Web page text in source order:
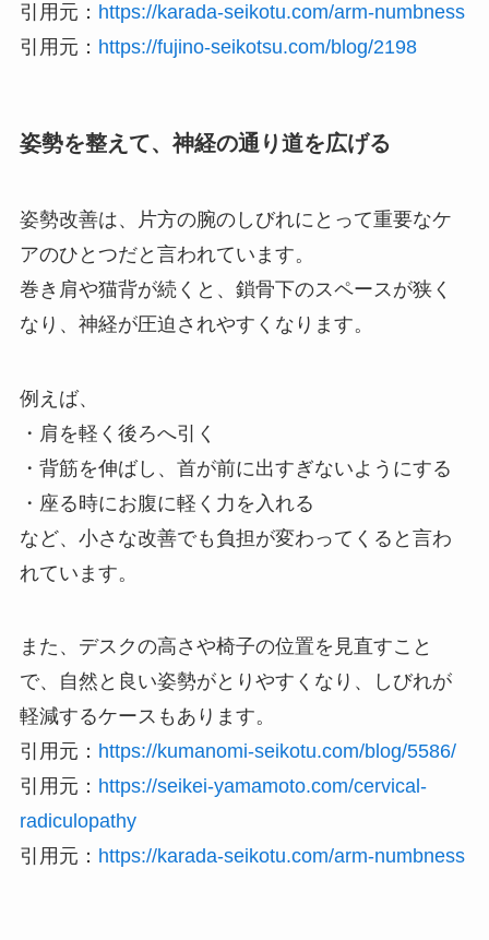
引用元： https://karada-seikotu.com/arm-numbness
引用元： https://fujino-seikotsu.com/blog/2198
姿勢を整えて、神経の通り道を広げる
姿勢改善は、片方の腕のしびれにとって重要なケ
アのひとつだと言われています。
巻き肩や猫背が続くと、鎖骨下のスペースが狭く
なり、神経が圧迫されやすくなります。
例えば、
・肩を軽く後ろへ引く
・背筋を伸ばし、首が前に出すぎないようにする
・座る時にお腹に軽く力を入れる
など、小さな改善でも負担が変わってくると言わ
れています。
また、デスクの高さや椅子の位置を見直すこと
で、自然と良い姿勢がとりやすくなり、しびれが
軽減するケースもあります。
引用元： https://kumanomi-seikotu.com/blog/5586/
引用元： https://seikei-yamamoto.com/cervical-
radiculopathy
引用元： https://karada-seikotu.com/arm-numbness